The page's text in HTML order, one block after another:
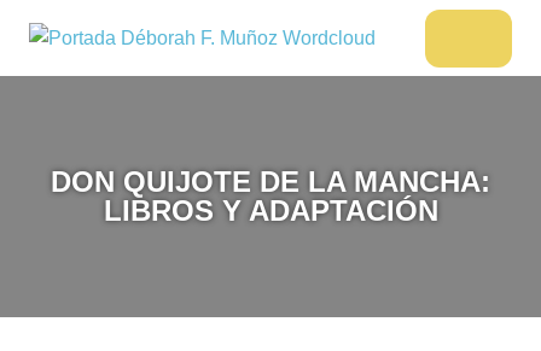
contenido
DÉBORAH
viajesDON QUIJOTE DE LA MANCHA:
LIBROS Y ADAPTACIÓN